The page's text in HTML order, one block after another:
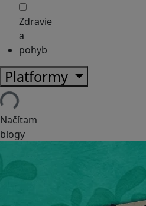
Zdravie
a
pohyb
Platformy
Načítam
blogy